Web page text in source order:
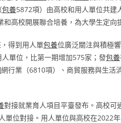
包養5872項）由高校和用人單位共建
高校開展聯合培養，為大學生定向
得到用人單包養位廣泛關注與積極
單位，比第一期增加575家；發包養
網行業（6810項）、商貿服務與生活
對接就業育人項目平臺發布。高校可
單位對接。用人單位與高校在2022